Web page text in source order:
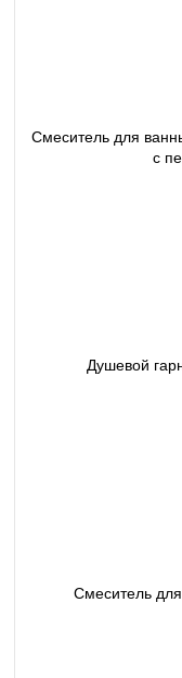
Смеситель для
с
Душевой
Смеситель